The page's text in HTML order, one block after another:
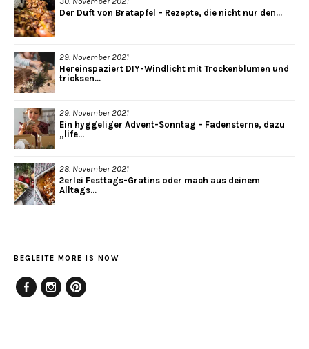
Der Duft von Bratapfel – Rezepte, die nicht nur den...
29. November 2021
Hereinspaziert DIY-Windlicht mit Trockenblumen und
tricksen...
29. November 2021
Ein hyggeliger Advent-Sonntag – Fadensterne, dazu
„life...
28. November 2021
2erlei Festtags-Gratins oder mach aus deinem
Alltags...
BEGLEITE MORE IS NOW